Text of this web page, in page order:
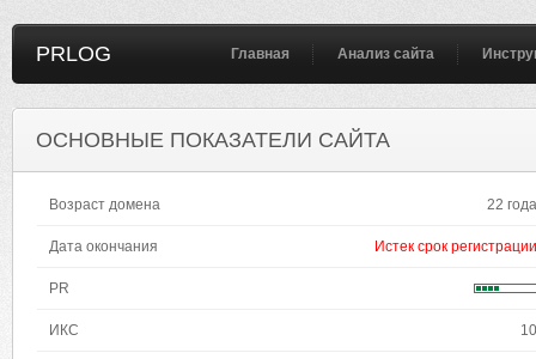
PRLOG Главная Анализ сайта
ОСНОВНЫЕ ПОКАЗАТЕЛИ САЙТА
Возраст домена 22 года
Дата окончания Истек срок регистрации
PR
ИКС 10